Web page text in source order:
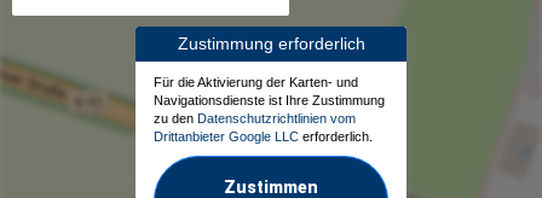
Zustimmung erforderlich
Für die Aktivierung der Karten- und
Navigationsdienste ist Ihre Zustimmung
zu den Datenschutzrichtlinien vom
Drittanbieter Google LLC erforderlich.
Zustimmen